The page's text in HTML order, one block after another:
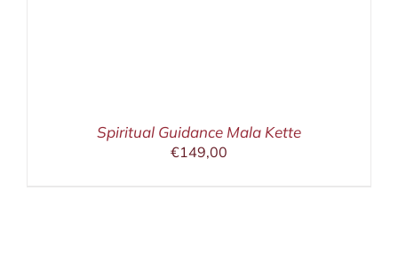
Spiritual Guidance Mala Kette
€149,00